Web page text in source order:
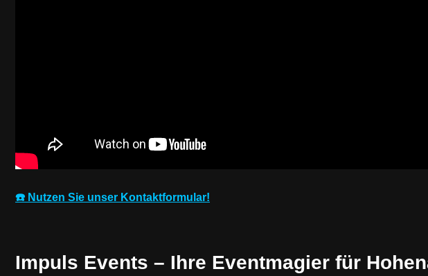
☎️ Nutzen Sie unser Kontaktformular!
Impuls Events – Ihre Eventmagier für